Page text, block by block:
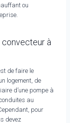
ou
à
de faire le
logement, de
d’une pompe à
au
pour
devez